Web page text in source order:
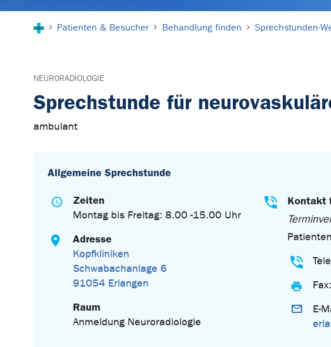
Patienten & Besucher Behandlung finden Sprechstunden-
NEURORADIOLOGIE
Sprechstunde für
ambulant
Allgemeine Sprechstunde
Zeiten
Montag bis Freitag: 8.00 -15.00 Uhr
Adresse
Kopfkliniken
Schwabachanlage 6
91054 Erlangen
Raum
Anmeldung Neuroradiologie
Kontakt
E-